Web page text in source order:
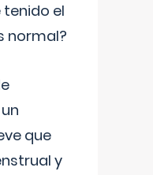
tenido el
normal?
que
y